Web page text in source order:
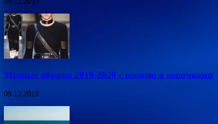
Модные образы 2019-2020 с цепями и цепочками
09.12.2019